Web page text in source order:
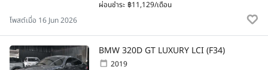
ผ่อนชำระ ฿11,129/เดือน
โพสต์เมื่อ 16 Jun 2026
BMW 320D GT LUXURY LCI (F34)
2019